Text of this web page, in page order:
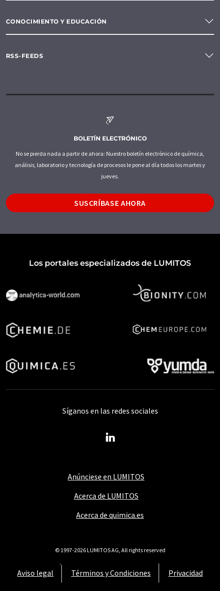
CONOCIMIENTO Y EDUCACIÓN
RSS-FEEDS
BOLETÍN ELECTRÓNICO
No se pierda nada a partir de ahora: Nuestro boletín electrónico de química,
análisis, laboratorio y tecnología de procesos le pone al día todos los martes y
jueves.
SUSCRÍBASE AHORA
Los portales especializados de LUMITOS
Anúnciese en LUMITOS
Acerca de LUMITOS
Acerca de quimica.es
Aviso legal Términos y Condiciones Privacidad
Síganos en las redes sociales
© 1997-2026 LUMITOS AG, All rights reserved